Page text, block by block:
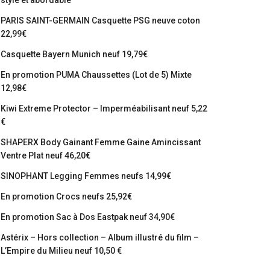
PARIS SAINT-GERMAIN Casquette PSG neuve coton
22,99€
Casquette Bayern Munich neuf 19,79€
En promotion PUMA Chaussettes (Lot de 5) Mixte
12,98€
Kiwi Extreme Protector – Imperméabilisant neuf 5,22
€
SHAPERX Body Gainant Femme Gaine Amincissant
Ventre Plat neuf 46,20€
SINOPHANT Legging Femmes neufs 14,99€
En promotion Crocs neufs 25,92€
En promotion Sac à Dos Eastpak neuf 34,90€
Astérix – Hors collection – Album illustré du film –
L’Empire du Milieu neuf 10,50 €